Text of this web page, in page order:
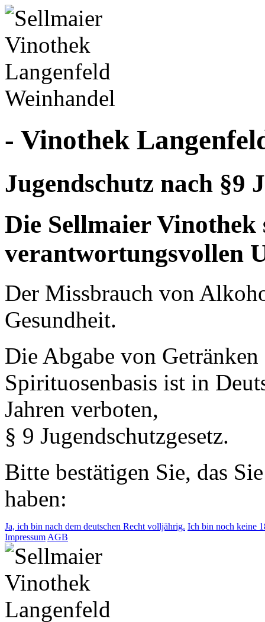
- Vinothek
Jugendschutz nach §9
Die Sellmaier Vinothek
verantwortungsvollen
Der Missbrauch von
Gesundheit.
Die Abgabe von
Spirituosenbasis ist in
Jahren verboten,
§ 9 Jugendschutzgesetz.
Bitte bestätigen Sie, das
haben:
Ja, ich bin nach dem deutschen Recht volljährig. Ich bin noch keine
Impressum AGB